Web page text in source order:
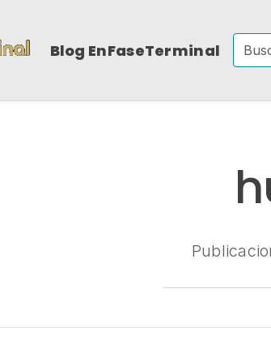
Blog EnFaseTerminal